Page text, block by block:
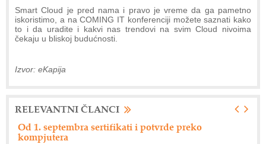
Smart Cloud je pred nama i pravo je vreme da ga pametno
iskoristimo, a na COMING IT konferenciji možete saznati kako
to i da uradite i kakvi nas trendovi na svim Cloud nivoima
čekaju u bliskoj budućnosti.
Izvor: eKapija
RELEVANTNI ČLANCI
Od 1. septembra sertifikati i potvrde preko
kompjutera